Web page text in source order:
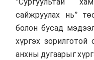
сайжруулах нь”
болон бусад
хүргэх
анхны дугаарыг